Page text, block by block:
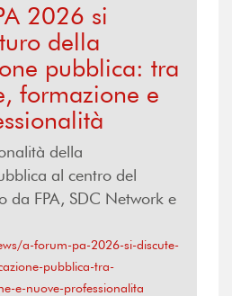
2026 si
della
pubblica: tra
formazione e
della
al centro del
da FPA, SDC Network e
a-forum-pa-2026-si-discute-
pubblica-tra-
e-nuove-professionalita